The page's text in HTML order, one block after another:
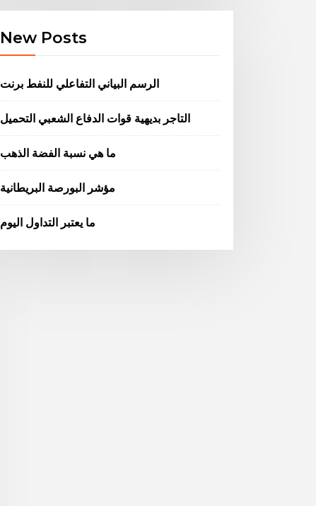
New Posts
الرسم البياني التفاعلي للنفط برنت
التاجر بديهية قوات الدفاع الشعبي التحميل
ما هي نسبة الفضة الذهب
مؤشر البورصة البريطانية
ما يعتبر التداول اليوم